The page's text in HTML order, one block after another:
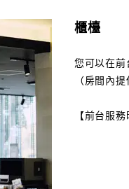
櫃檯
您可以在前
（房間內
【前台服